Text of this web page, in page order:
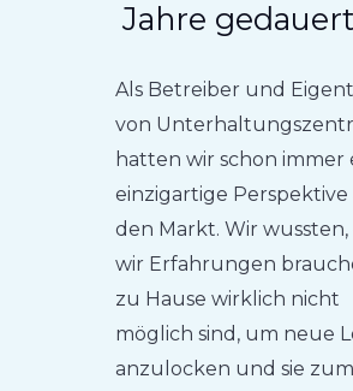
Jahre
Als Betreiber und
von
hatten wir schon immer
einzigartige
den Markt. Wir wussten,
wir Erfahrungen
zu Hause wirklich nicht
möglich sind, um neue
anzulocken und sie zum